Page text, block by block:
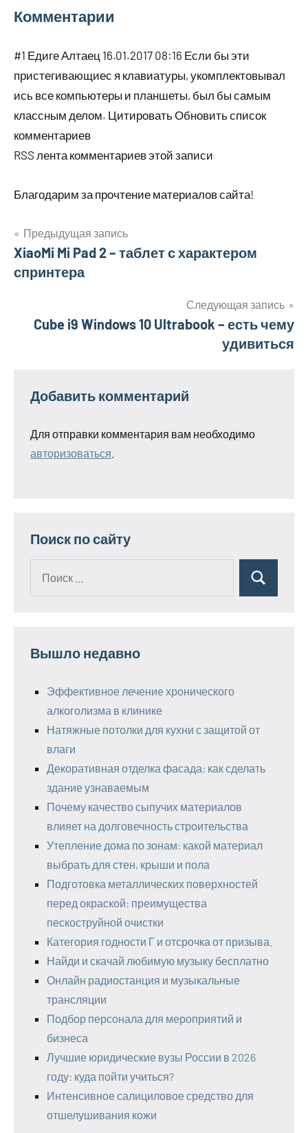
Комментарии
#1 Едиге Алтаец 16.01.2017 08:16 Если бы эти
пристегивающиес я клавиатуры, укомплектовывал
ись все компьютеры и планшеты, был бы самым
классным делом. Цитировать Обновить список
комментариев
RSS лента комментариев этой записи
Благодарим за прочтение материалов сайта!
Навигация
по
Предыдущая запись
XiaoMi Mi Pad 2 – таблет с характером
спринтера
Следующая запись
Cube i9 Windows 10 Ultrabook – есть чему
удивиться
Добавить комментарий
Для отправки комментария вам необходимо
авторизоваться
Поиск по сайту
Поиск
Вышло недавно
Эффективное лечение хронического
алкоголизма в клинике
Натяжные потолки для кухни с защитой от
влаги
Декоративная отделка фасада: как сделать
здание узнаваемым
Почему качество сыпучих материалов
влияет на долговечность строительства
Утепление дома по зонам: какой материал
выбрать для стен, крыши и пола
Подготовка металлических поверхностей
перед окраской: преимущества
пескоструйной очистки
Категория годности Г и отсрочка от призыва.
Найди и скачай любимую музыку бесплатно
Онлайн радиостанция и музыкальные
трансляции
Подбор персонала для мероприятий и
бизнеса
Лучшие юридические вузы России в 2026
году: куда пойти учиться?
Интенсивное салициловое средство для
отшелушивания кожи